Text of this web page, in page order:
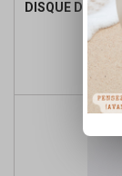
DISQUE DE